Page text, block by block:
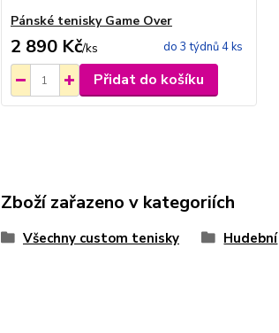
Pánské tenisky Game Over
2 890 Kč/ks do 3 týdnů 4 ks
Přidat do košíku
Zboží zařazeno v kategoriích
Všechny custom tenisky Hudební